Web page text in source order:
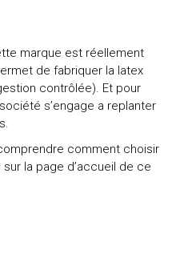
marque est réellement
de fabriquer la latex
contrôlée). Et pour
s’engage a replanter
comment choisir
la page d’accueil de ce